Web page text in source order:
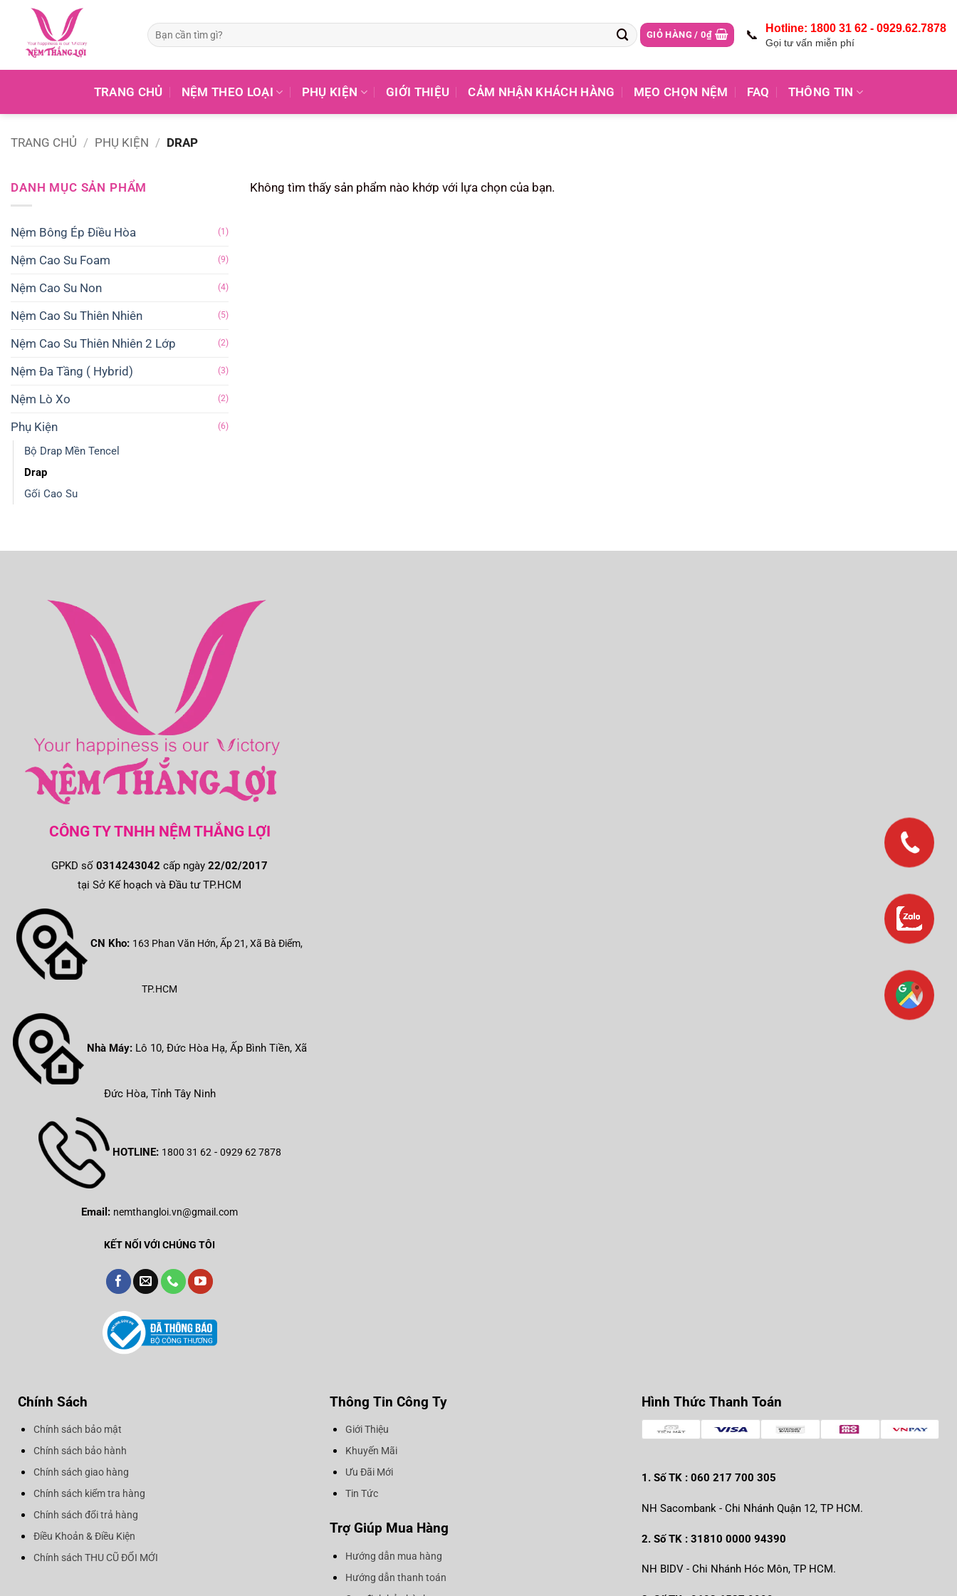
Tìm
kiếm:
GIỎ HÀNG /0₫ 📞 Hotline: 1800 31 62 - 0929.62.7878
Gọi tư vấn miễn phí
TRANG CHỦ NỆM THEO LOẠI PHỤ KIỆN GIỚI THIỆU CẢM NHẬN KHÁCH HÀNG MẸO CHỌN NỆM FAQ THÔNG TIN
TRANG CHỦ / PHỤ KIỆN / DRAP
DANH MỤC SẢN PHẨM
Nệm Bông Ép Điều Hòa (1)
Nệm Cao Su Foam (9)
Nệm Cao Su Non (4)
Nệm Cao Su Thiên Nhiên (5)
Nệm Cao Su Thiên Nhiên 2 Lớp (2)
Nệm Đa Tầng ( Hybrid) (3)
Nệm Lò Xo (2)
Phụ Kiện (6)
Bộ Drap Mền Tencel
Drap
Gối Cao Su
Không tìm thấy sản phẩm nào khớp với lựa chọn của bạn.
CÔNG TY TNHH NỆM THẮNG LỢI
GPKD số 0314243042 cấp ngày 22/02/2017
tại Sở Kế hoạch và Đầu tư TP.HCM
CN Kho: 163 Phan Văn Hớn, Ấp 21, Xã Bà Điểm,
TP.HCM
Nhà Máy:Lô 10, Đức Hòa Hạ, Ấp Bình Tiền, Xã
Đức Hòa, Tỉnh Tây Ninh
HOTLINE: 1800 31 62- 0929 62 7878
Email: nemthangloi.vn@gmail.com
KẾT NỐI VỚI CHÚNG TÔI
Chính Sách
Chính sách bảo mật
Chính sách bảo hành
Chính sách giao hàng
Chính sách kiểm tra hàng
Chính sách đổi trả hàng
Điều Khoản & Điều Kiện
Chính sách THU CŨ ĐỔI MỚI
Thông Tin Công Ty
Giới Thiệu
Khuyến Mãi
Ưu Đãi Mới
Tin Tức
Trợ Giúp Mua Hàng
Hướng dẫn mua hàng
Hướng dẫn thanh toán
Hình Thức Thanh Toán
1. Số TK : 060 217 700 305
NH Sacombank - Chi Nhánh Quận 12, TP HCM.
2. Số TK : 31810 0000 94390
NH BIDV - Chi Nhánh Hóc Môn, TP HCM.